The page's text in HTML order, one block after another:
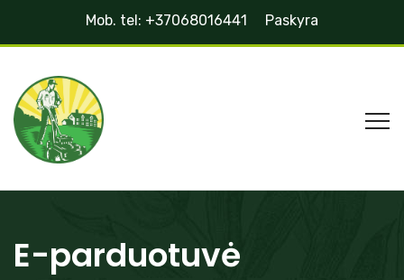
Mob. tel: +37068016441 Paskyra
E-parduotuvė